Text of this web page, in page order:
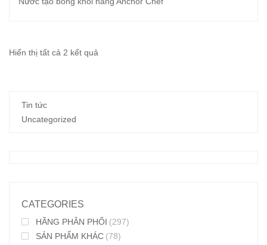
Hiển thị tất cả 2 kết quả
Tin tức
Uncategorized
CATEGORIES
HÃNG PHÂN PHỐI (297)
SẢN PHẨM KHÁC (78)